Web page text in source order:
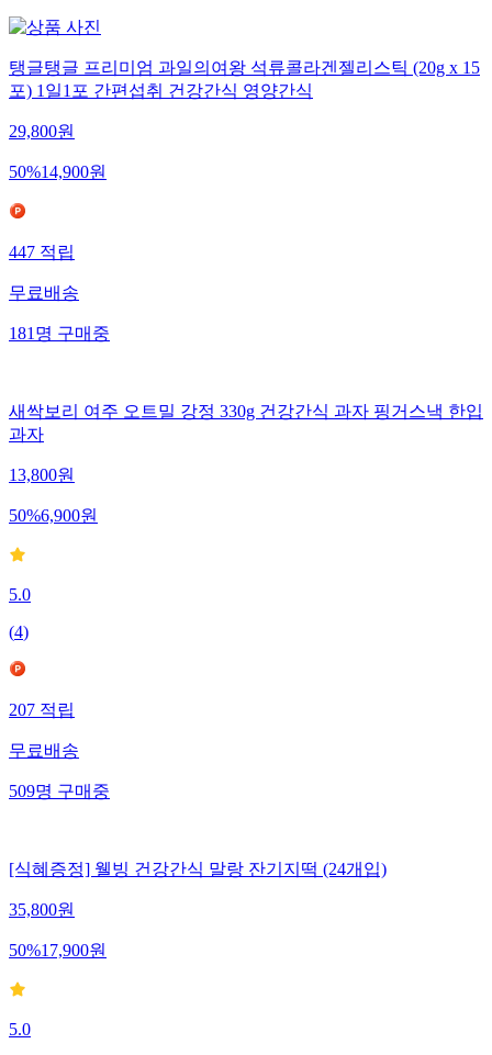
탱글탱글 프리미엄 과일의여왕 석류콜라겐젤리스틱 (20g x 15
포) 1일1포 간편섭취 건강간식 영양간식
29,800원
50%14,900원
447적립
무료배송
181명구매중
새싹보리 여주 오트밀 강정 330g 건강간식 과자 핑거스낵 한입
과자
13,800원
50%6,900원
5.0
(4)
207적립
무료배송
509명구매중
[식혜증정] 웰빙 건강간식 말랑 잔기지떡 (24개입)
35,800원
50%17,900원
5.0